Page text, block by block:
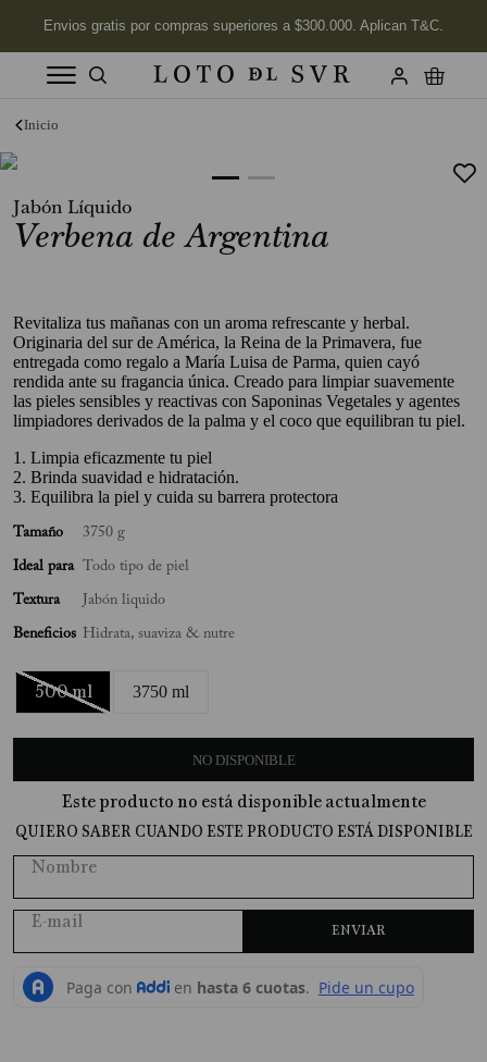
Jabón Líquido
Verbena de Argentina
Revitaliza tus mañanas con un aroma refrescante y herbal.
Originaria del sur de América, la Reina de la Primavera, fue
entregada como regalo a María Luisa de Parma, quien cayó
rendida ante su fragancia única. Creado para limpiar suavemente
las pieles sensibles y reactivas con Saponinas Vegetales y agentes
limpiadores derivados de la palma y el coco que equilibran tu piel.
1. Limpia eficazmente tu piel
2. Brinda suavidad e hidratación.
3. Equilibra la piel y cuida su barrera protectora
Tamaño 3750 g
Ideal para Todo tipo de piel
Textura Jabón liquido
Beneficios Hidrata, suaviza & nutre
500 ml 3750 ml
NO DISPONIBLE
Este producto no está disponible actualmente
QUIERO SABER CUANDO ESTE PRODUCTO ESTÁ DISPONIBLE
ENVIAR
Términos más buscados
2. Labios
3 Jabon
5. Aceite
6. Kits
7. Jabón Cuerpo
. Mimosa